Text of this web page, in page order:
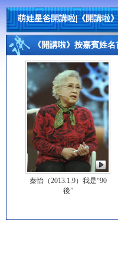
萌娃星爸開講啦|《開講啦
《開講啦》按嘉賓姓
秦怡（2013.1.9）我是“90
後”